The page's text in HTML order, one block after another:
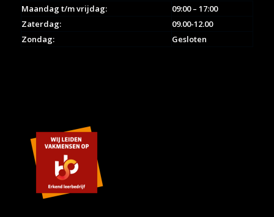
Maandag t/m vrijdag:
09:00 – 17:00
Zaterdag:
09.00-12.00
Zondag:
Gesloten